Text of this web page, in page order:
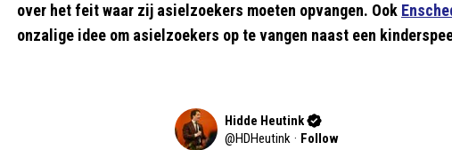
over het feit waar zij asielzoekers moeten opvangen. Ook
onzalige idee om asielzoekers op te vangen naast een
Hidde Heutink
@HDHeutink · Follow